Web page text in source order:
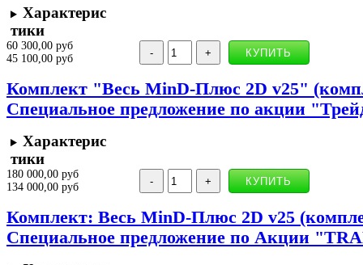
Характерис
тики
60 300,00 руб
45 100,00 руб
Комплект "Весь MinD-Плюс 2D v25"
Специальное предложение по акции
Характерис
тики
180 000,00 руб
134 000,00 руб
Комплект: Весь MinD-Плюс 2D v25
Специальное предложение по Акции